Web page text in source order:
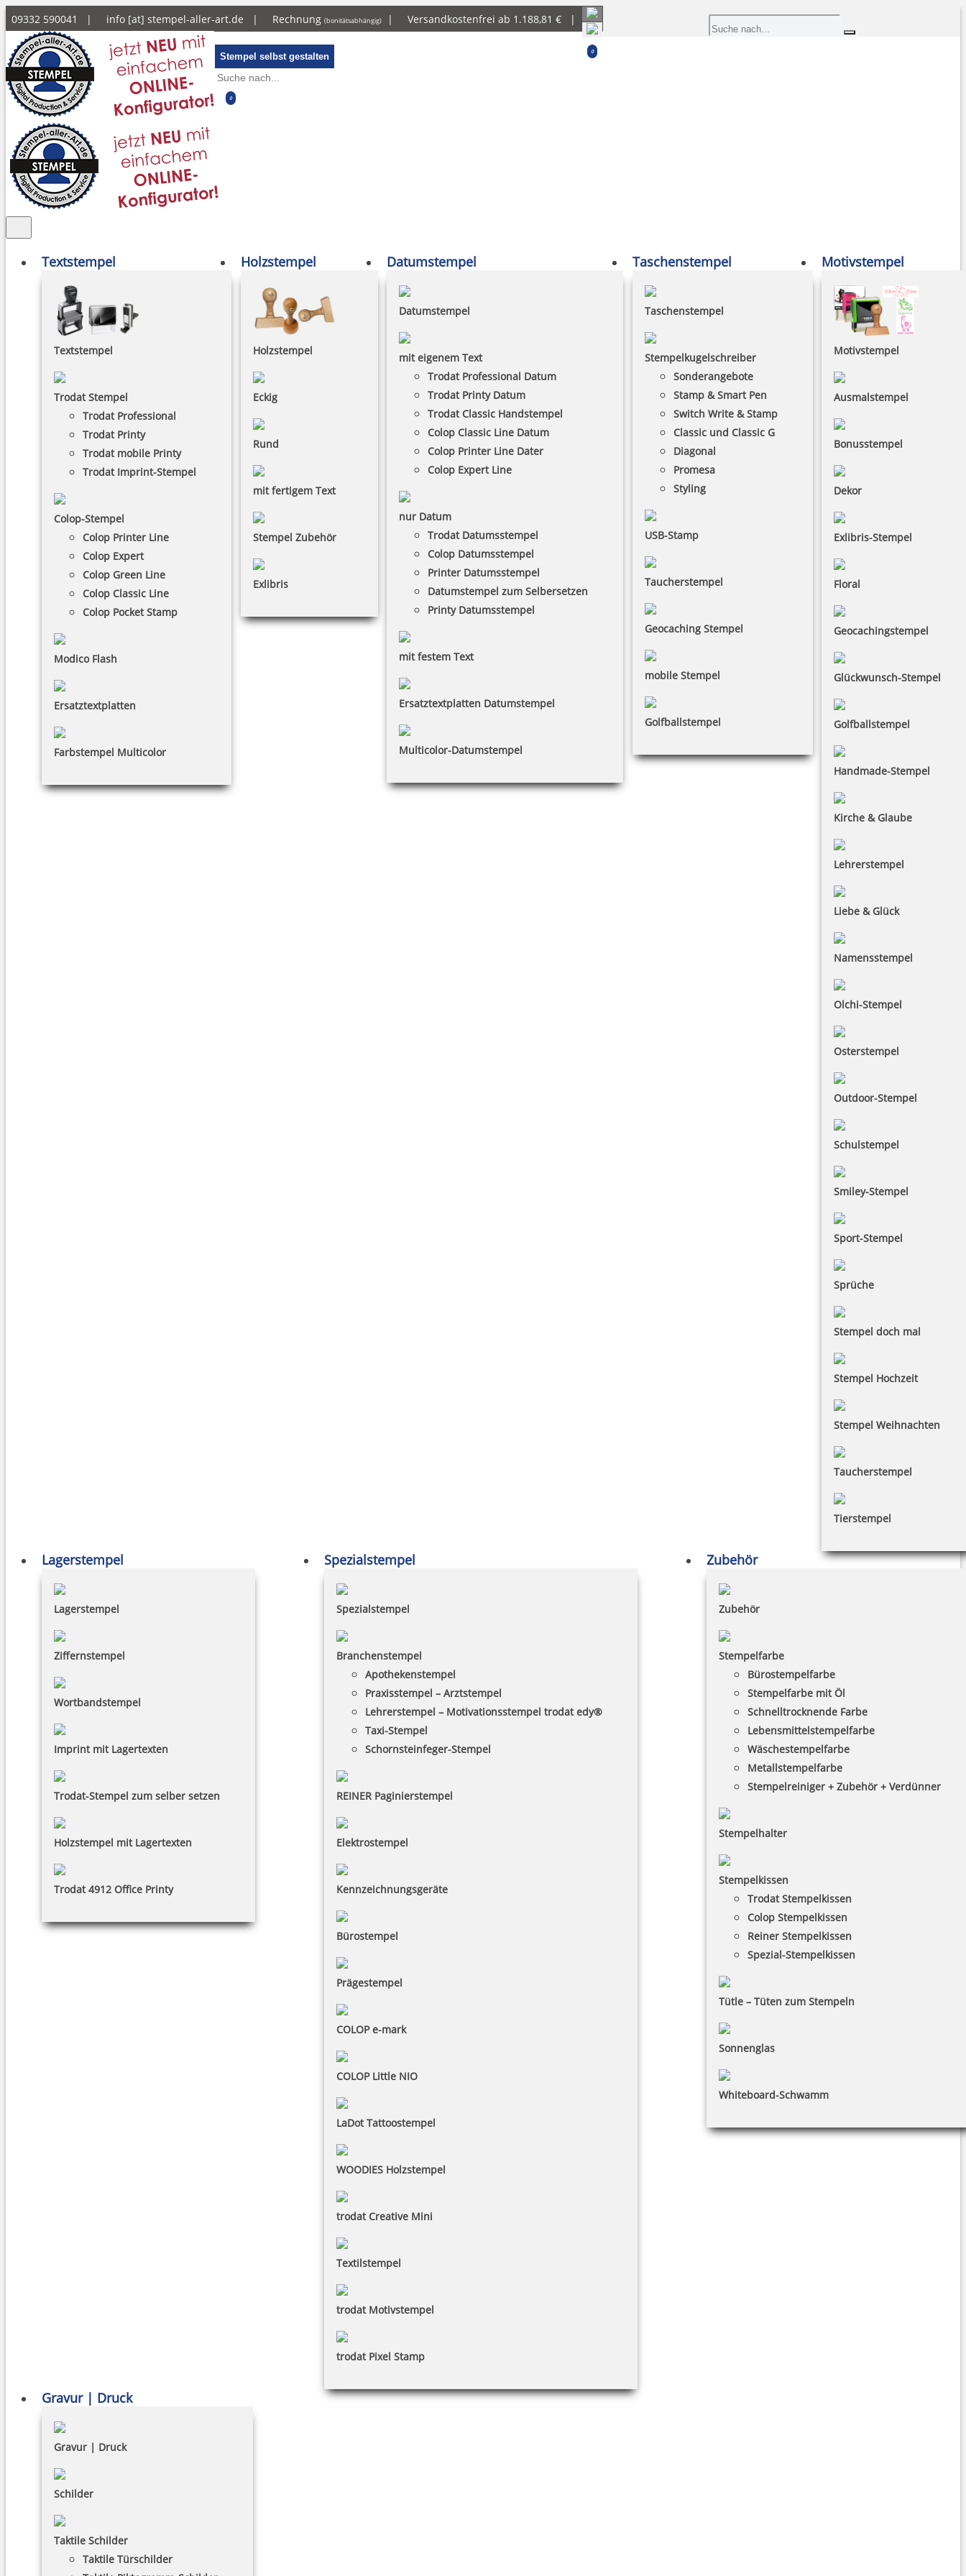
09332 590041 | info [at] stempel-aller-art.de | Rechnung (bonitätsabhängig) | Versandkostenfrei ab 1.188,81 € |
0
Stempel selbst gestalten
0
Textstempel
Textstempel
Trodat Stempel
Trodat Professional
Trodat Printy
Trodat mobile Printy
Trodat Imprint-Stempel
Colop-Stempel
Colop Printer Line
Colop Expert
Colop Green Line
Colop Classic Line
Colop Pocket Stamp
Modico Flash
Ersatztextplatten
Farbstempel Multicolor
Holzstempel
Holzstempel
Eckig
Rund
mit fertigem Text
Stempel Zubehör
Exlibris
Datumstempel
Datumstempel
mit eigenem Text
Trodat Professional Datum
Trodat Printy Datum
Trodat Classic Handstempel
Colop Classic Line Datum
Colop Printer Line Dater
Colop Expert Line
nur Datum
Trodat Datumsstempel
Colop Datumsstempel
Printer Datumsstempel
Datumstempel zum Selbersetzen
Printy Datumsstempel
mit festem Text
Ersatztextplatten Datumstempel
Multicolor-Datumstempel
Taschenstempel
Taschenstempel
Stempelkugelschreiber
Sonderangebote
Stamp & Smart Pen
Switch Write & Stamp
Classic und Classic G
Diagonal
Promesa
Styling
USB-Stamp
Taucherstempel
Geocaching Stempel
mobile Stempel
Golfballstempel
Motivstempel
Motivstempel
Ausmalstempel
Bonusstempel
Dekor
Exlibris-Stempel
Floral
Geocachingstempel
Glückwunsch-Stempel
Golfballstempel
Handmade-Stempel
Kirche & Glaube
Lehrerstempel
Liebe & Glück
Namensstempel
Olchi-Stempel
Osterstempel
Outdoor-Stempel
Schulstempel
Smiley-Stempel
Sport-Stempel
Sprüche
Stempel doch mal
Stempel Hochzeit
Stempel Weihnachten
Taucherstempel
Tierstempel
Lagerstempel
Lagerstempel
Ziffernstempel
Wortbandstempel
Imprint mit Lagertexten
Trodat-Stempel zum selber setzen
Holzstempel mit Lagertexten
Trodat 4912 Office Printy
Spezialstempel
Spezialstempel
Branchenstempel
Apothekenstempel
Praxisstempel – Arztstempel
Lehrerstempel – Motivationsstempel trodat edy®
Taxi-Stempel
Schornsteinfeger-Stempel
REINER Paginierstempel
Elektrostempel
Kennzeichnungsgeräte
Bürostempel
Prägestempel
COLOP e-mark
COLOP Little NIO
LaDot Tattoostempel
WOODIES Holzstempel
trodat Creative Mini
Textilstempel
trodat Motivstempel
trodat Pixel Stamp
Zubehör
Zubehör
Stempelfarbe
Bürostempelfarbe
Stempelfarbe mit Öl
Schnelltrocknende Farbe
Lebensmittelstempelfarbe
Wäschestempelfarbe
Metallstempelfarbe
Stempelreiniger + Zubehör + Verdünner
Stempelhalter
Stempelkissen
Trodat Stempelkissen
Colop Stempelkissen
Reiner Stempelkissen
Spezial-Stempelkissen
Tütle – Tüten zum Stempeln
Sonnenglas
Whiteboard-Schwamm
Gravur | Druck
Gravur | Druck
Schilder
Taktile Schilder
Taktile Türschilder